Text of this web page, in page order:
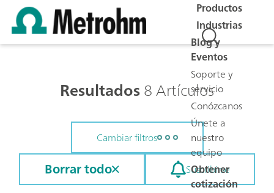
Productos
Industrias
Blog y
Eventos
Soporte y
servicio
Conózcanos
Únete a
nuestro
equipo
Obtener
cotización
Resultados8 Artículos
Cambiar filtros
Borrar todo Suscribirse